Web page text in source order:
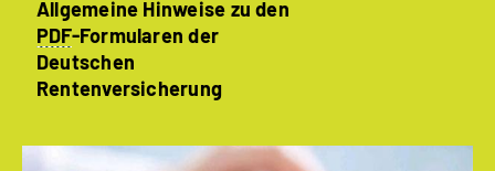
Allgemeine Hinweise zu den
PDF-Formularen der
Deutschen
Rentenversicherung